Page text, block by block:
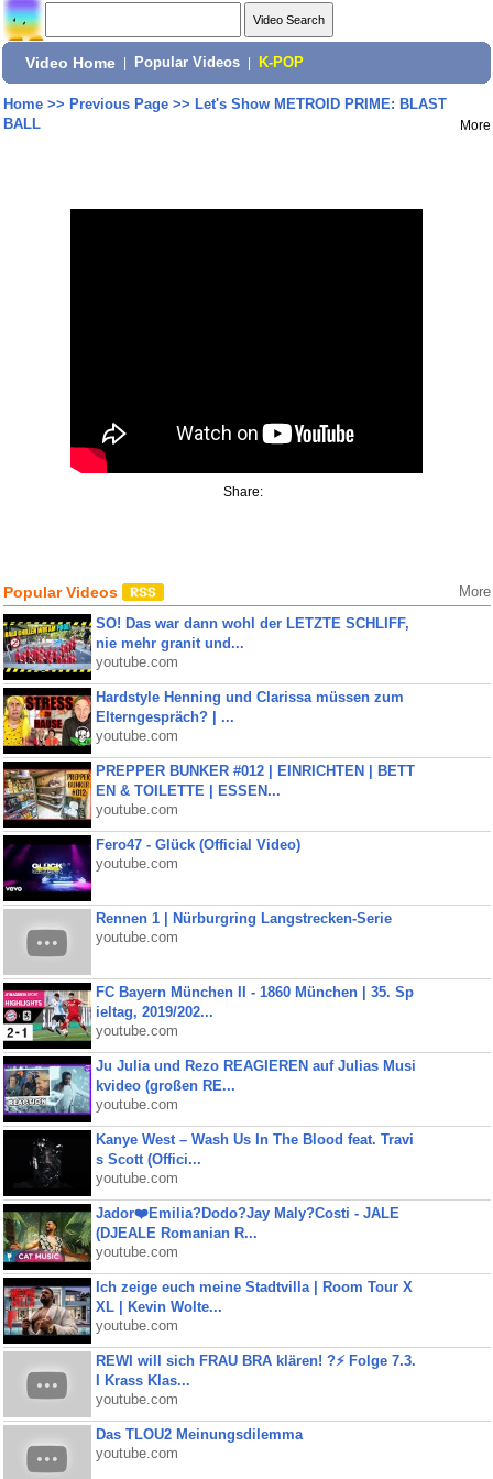
Video Home Popular Videos K-POP
Home>> Previous Page>> Let's Show METROID PRIME: BLAST
BALL
More
Share:
Popular Videos More
SO! Das war dann wohl der LETZTE SCHLIFF,
nie mehr granit und...
youtube.com
Hardstyle Henning und Clarissa müssen zum
Elterngespräch? | ...
youtube.com
PREPPER BUNKER #012 | EINRICHTEN | BETT
EN & TOILETTE | ESSEN...
youtube.com
Fero47 - Glück (Official Video)
youtube.com
Rennen 1 | Nürburgring Langstrecken-Serie
youtube.com
FC Bayern München II - 1860 München | 35. Sp
ieltag, 2019/202...
youtube.com
Ju Julia und Rezo REAGIEREN auf Julias Musi
kvideo (großen RE...
youtube.com
Kanye West – Wash Us In The Blood feat. Travi
s Scott (Offici...
youtube.com
Jador❤️Emilia?Dodo?Jay Maly?Costi - JALE
(DJEALE Romanian R...
youtube.com
Ich zeige euch meine Stadtvilla | Room Tour X
XL | Kevin Wolte...
youtube.com
REWI will sich FRAU BRA klären! ?⚡️ Folge 7.3.
I Krass Klas...
youtube.com
Das TLOU2 Meinungsdilemma
youtube.com